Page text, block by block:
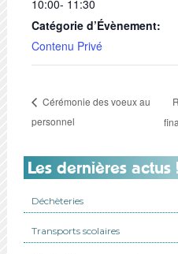
10:00- 11:30
Catégorie d’Évènement:
Contenu Privé
Cérémonie des voeux au
personnel
Les dernières actus
Déchèteries
Transports scolaires